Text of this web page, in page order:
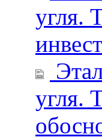
угля.
угля.